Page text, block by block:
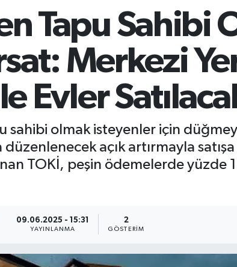
Tapu Sahibi
Merkezi
Evler
sahibi olmak isteyenler için
düzenlenecek açık artırmayla
TOKİ, peşin ödemelerde yüzde
09.06.2025 - 15:31
YAYINLANMA
2
GÖSTERIM